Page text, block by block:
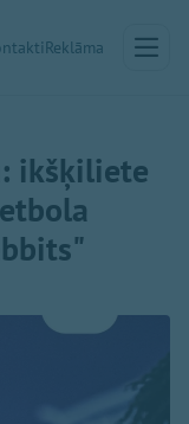
Reklāma
ikšķiliete